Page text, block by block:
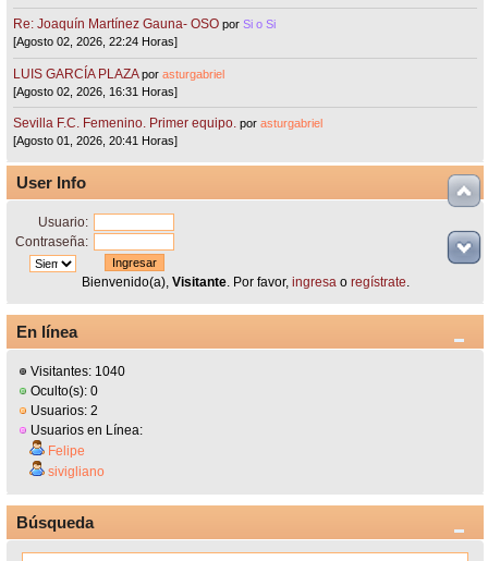
Re: Joaquín Martínez Gauna- OSO porSi o Si
[Agosto 02, 2026, 22:24 Horas]
LUIS GARCÍA PLAZA porasturgabriel
[Agosto 02, 2026, 16:31 Horas]
Sevilla F.C. Femenino. Primer equipo. porasturgabriel
[Agosto 01, 2026, 20:41 Horas]
User Info
Usuario:
Contraseña:
Bienvenido(a), Visitante. Por favor, ingresao regístrate.
En línea
Visitantes: 1040
Oculto(s): 0
Usuarios: 2
Usuarios en Línea:
Felipe
sivigliano
Búsqueda